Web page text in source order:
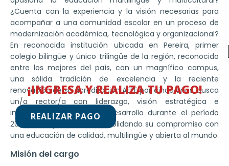
¿Cuenta con la experiencia y la visión necesarias para
acompañar a una comunidad escolar en un proceso de
modernización académica, tecnológica y organizacional?
En reconocida institución ubicada en Pereira, primer
colegio bilingüe y único trilingüe de la región, reconocido
entre los mejores del país, con un magnífico campus,
una sólida tradición de excelencia y la reciente
renovación de su acreditación AEFE por cinco años, busca
un/a rector/a con liderazgo, visión estratégica e
innovación para guiar su desarrollo durante el período
2026–2027 y más allá, consolidando su compromiso con
una educación de calidad, multilingüe y abierta al mundo.
Misión del cargo
¡INGRESA Y REALIZA TU PAGO!
REALIZAR PAGO